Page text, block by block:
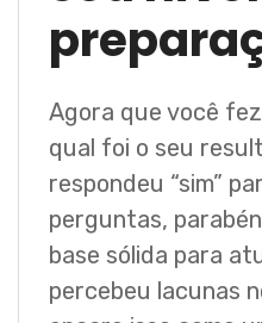
Agora que você
qual foi o seu
respondeu “sim”
perguntas,
base sólida para
percebeu lacunas